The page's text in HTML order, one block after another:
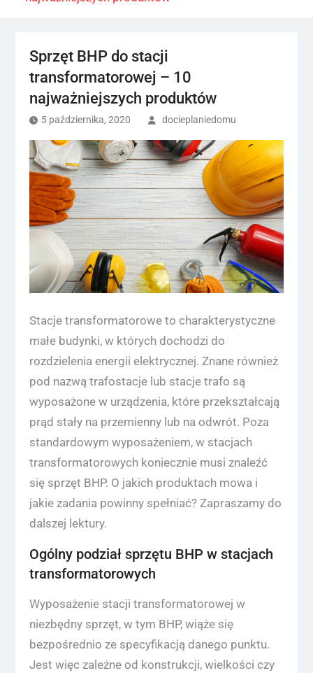
Sprzęt BHP do stacji
transformatorowej – 10
najważniejszych produktów
5 października, 2020 docieplaniedomu
Stacje transformatorowe to charakterystyczne
małe budynki, w których dochodzi do
rozdzielenia energii elektrycznej. Znane również
pod nazwą trafostacje lub stacje trafo są
wyposażone w urządzenia, które przekształcają
prąd stały na przemienny lub na odwrót. Poza
standardowym wyposażeniem, w stacjach
transformatorowych koniecznie musi znaleźć
się sprzęt BHP. O jakich produktach mowa i
jakie zadania powinny spełniać? Zapraszamy do
dalszej lektury.
Ogólny podział sprzętu BHP w stacjach
transformatorowych
Wyposażenie stacji transformatorowej w
niezbędny sprzęt, w tym BHP, wiąże się
bezpośrednio ze specyfikacją danego punktu.
Jest więc zależne od konstrukcji, wielkości czy